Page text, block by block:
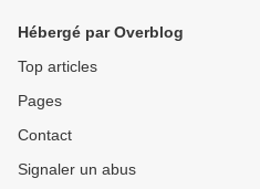
Hébergé par Overblog
Top articles
Pages
Contact
Signaler un abus